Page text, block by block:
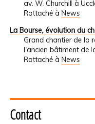
av. W. Churchill à
Rattaché à News
La Bourse, évolution du
Grand chantier de la
l'ancien bâtiment de
Rattaché à News
Contact